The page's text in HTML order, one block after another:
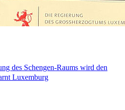
des Schengen-Raums wird den
Luxemburg